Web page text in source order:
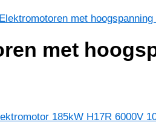
Elektromotoren met hoogspanning
met